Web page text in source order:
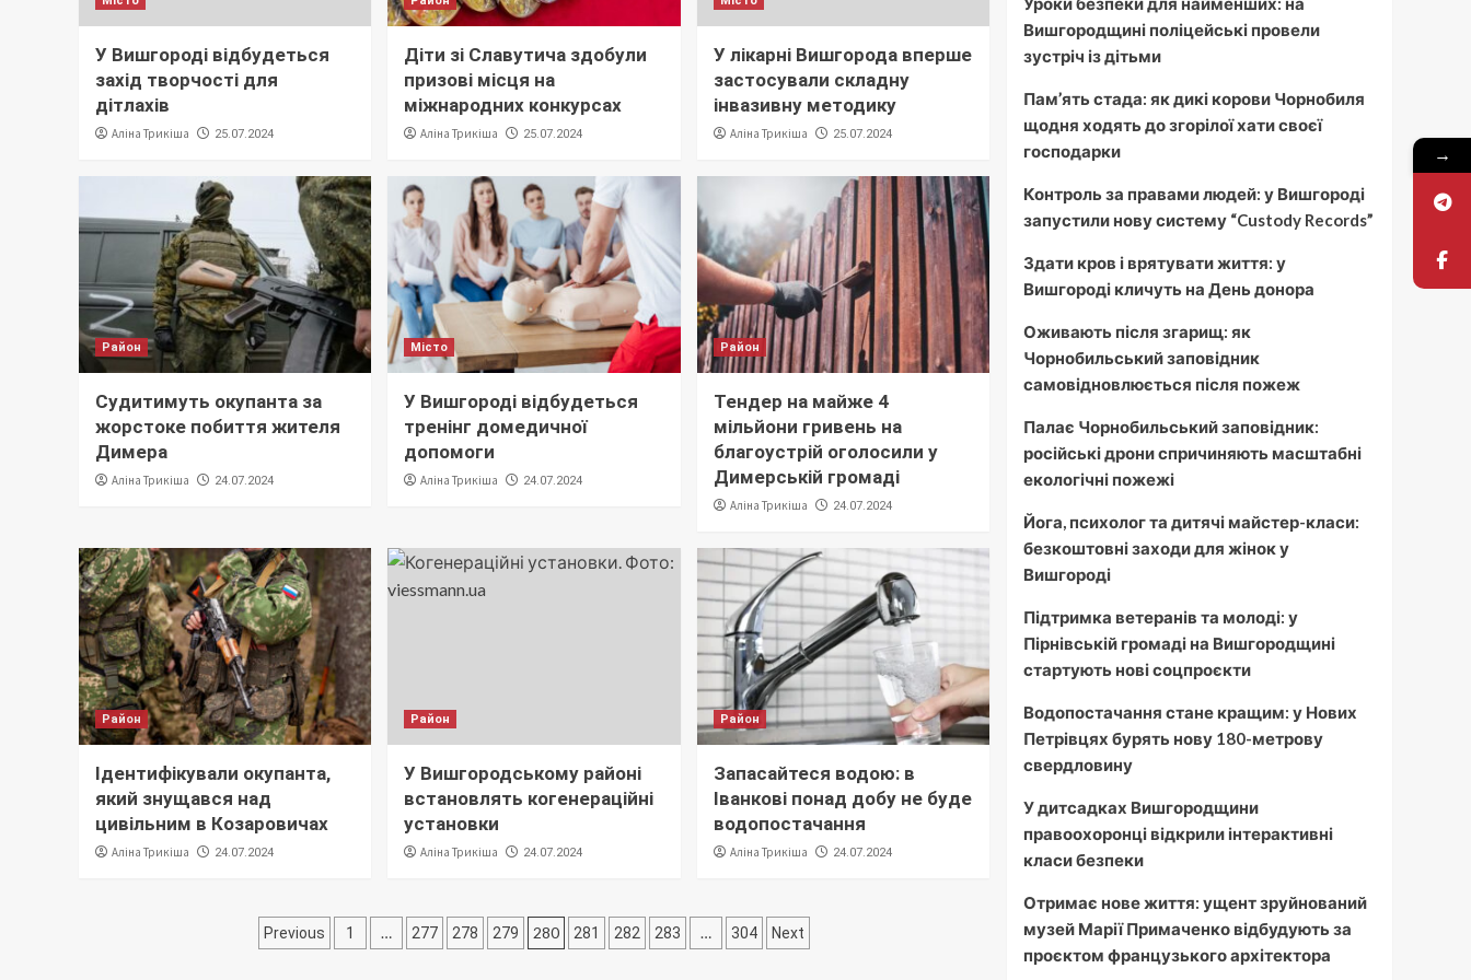
1
українські сапери
пройшли спецкурс з
2
Дика енергія та перша
допомога: волонтери
Київщини долучилися
3
Київщина Місто Україна
Пільги, квоти та
спрощені іспити: як
абітурієнти з
небезпечних
4
Пауза в роботі
демінерів: в
Іванківській громаді
тимчасово
розмінування
Київщина
На Київщині закінчили
будинків
У Вишгороді відбудеться
захід творчості для
дітлахів
Аліна Трикіша 25.07.2024
Діти зі Славутича здобули
призові місця на
міжнародних конкурсах
Аліна Трикіша 25.07.2024
У лікарні Вишгорода вперше
застосували складну
інвазивну методику
Аліна Трикіша 25.07.2024
Район
Судитимуть окупанта за
жорстоке побиття жителя
Димера
Аліна Трикіша 24.07.2024
Місто
У Вишгороді відбудеться
тренінг домедичної
допомоги
Аліна Трикіша 24.07.2024
Район
Тендер на майже 4
мільйони гривень на
благоустрій оголосили у
Димерській громаді
Аліна Трикіша 24.07.2024
Район
Ідентифікували окупанта,
який знущався над
цивільним в Козаровичах
Аліна Трикіша 24.07.2024
Район
У Вишгородському районі
встановлять когенераційні
установки
Аліна Трикіша 24.07.2024
Район
Запасайтеся водою: в
Іванкові понад добу не буде
водопостачання
Аліна Трикіша 24.07.2024
Пагінація
Previous 1 … 277 278 279 280 281 282 283 … 304 Next
Вишгородщині поліцейські провели
зустріч із дітьми
Пам’ять стада: як дикі корови Чорнобиля
щодня ходять до згорілої хати своєї
господарки
Контроль за правами людей: у Вишгороді
запустили нову систему “Custody Records”
Здати кров і врятувати життя: у
Вишгороді кличуть на День донора
Оживають після згарищ: як
Чорнобильський заповідник
самовідновлюється після пожеж
Палає Чорнобильський заповідник:
російські дрони спричиняють масштабні
екологічні пожежі
Йога, психолог та дитячі майстер-класи:
безкоштовні заходи для жінок у
Вишгороді
Підтримка ветеранів та молоді: у
Пірнівській громаді на Вишгородщині
стартують нові соцпроєкти
Водопостачання стане кращим: у Нових
Петрівцях бурять нову 180-метрову
свердловину
У дитсадках Вишгородщини
правоохоронці відкрили інтерактивні
класи безпеки
Отримає нове життя: ущент зруйнований
музей Марії Примаченко відбудують за
проєктом французького архітектора
→